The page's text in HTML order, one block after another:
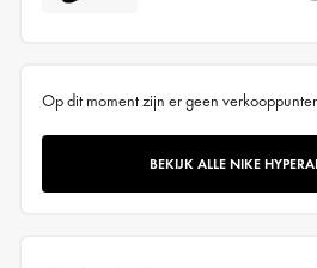
Op dit moment zijn er geen
BEKIJK ALLE NIKE